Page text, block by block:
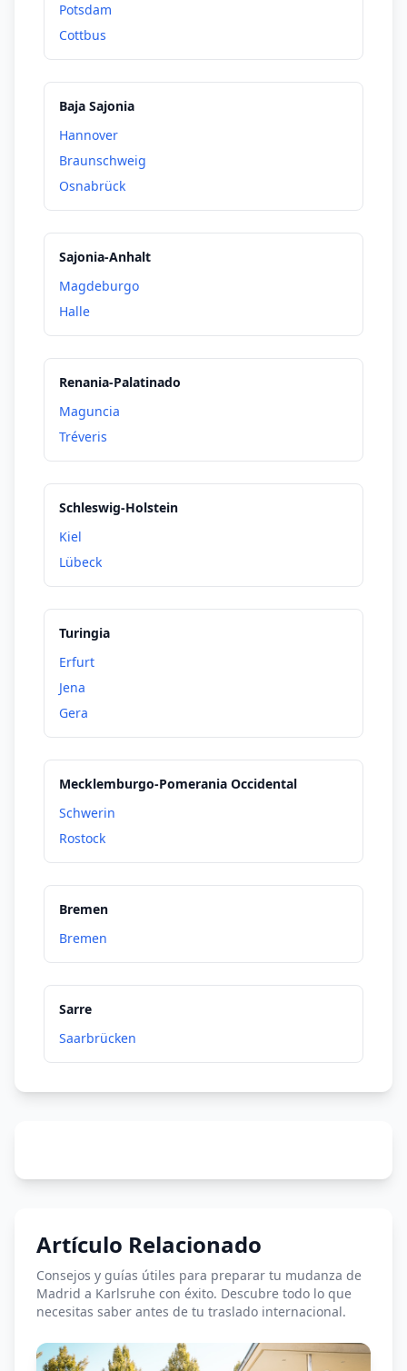
Potsdam
Cottbus
Baja Sajonia
Hannover
Braunschweig
Osnabrück
Sajonia-Anhalt
Magdeburgo
Halle
Renania-Palatinado
Maguncia
Tréveris
Schleswig-Holstein
Kiel
Lübeck
Turingia
Erfurt
Jena
Gera
Mecklemburgo-Pomerania Occidental
Schwerin
Rostock
Bremen
Bremen
Sarre
Saarbrücken
Artículo Relacionado
Consejos y guías útiles para preparar tu mudanza de
Madrid a Karlsruhe con éxito. Descubre todo lo que
necesitas saber antes de tu traslado internacional.